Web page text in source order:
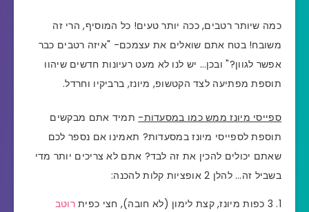
כמה שיותר רטבים, ככה יותר טעים! כל המוסיף, הרי זה
משובח!בטח אתם שואלים את עצמכם- "איזה רטבים כבר
אפשר לגוון?" ובכן… יש לנו לא מעט רעיונות חדשים שיהוו
תוספת מפתיעה לצד הקטשופ, מיונז, ברביקיו וחרדל.
ספייסי מיונז ממש כמו במסעדות- תמיד אתם מבקשים
תוספת לספייסי מיונז במסעדות? תאמינו אם נספר לכם
שאתם יכולים להכין את זה לבד? אתם לא צריכים יותר מדי
בשביל זה… להלן 2 אופציות קלות להכנה:
3 כפות מיונז, קצת לימון (לא חובה), חצי כפיתרוטב